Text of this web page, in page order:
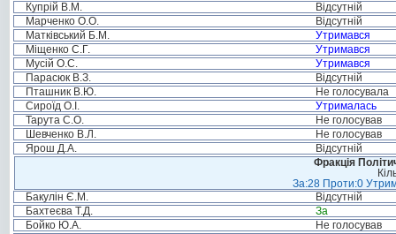
Купрій В.М.
Відсутній
Марченко О.О.
Відсутній
Матківський Б.М.
Утримався
Міщенко С.Г.
Утримався
Мусій О.С.
Утримався
Парасюк В.З.
Відсутній
Пташник В.Ю.
Не голосувала
Сироїд О.І.
Утрималась
Тарута С.О.
Не голосував
Шевченко В.Л.
Не голосував
Ярош Д.А.
Відсутній
Фракція
За:28 Проти:0
Бакулін Є.М.
Відсутній
Бахтеєва Т.Д.
За
Бойко Ю.А.
Не голосував